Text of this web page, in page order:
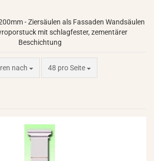
- Ziersäulen als Fassaden Wandsäulen
mit schlagfester, zementärer
Beschichtung
nach
nach 48 pro Seite
pro Seite